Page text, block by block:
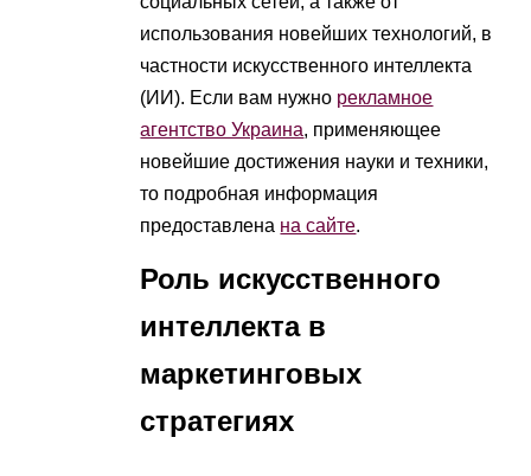
использования новейших технологий, в
частности искусственного интеллекта
(ИИ). Если вам нужно рекламное
агентство Украина, применяющее
новейшие достижения науки и техники,
то подробная информация
предоставлена на сайте.
Роль искусственного
интеллекта в
маркетинговых
стратегиях